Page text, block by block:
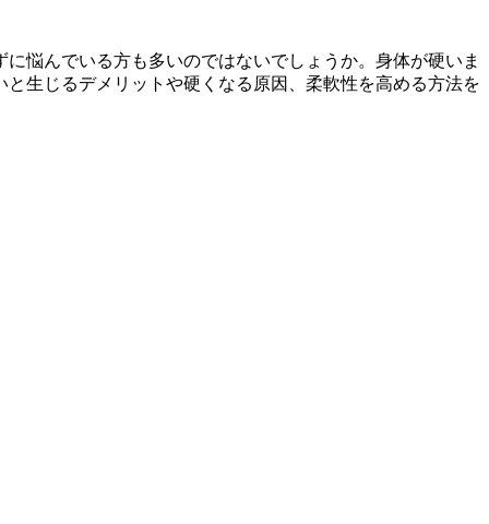
悩んでいる方も多いのではないでしょうか。身体が硬いま
生じるデメリットや硬くなる原因、柔軟性を高める方法を